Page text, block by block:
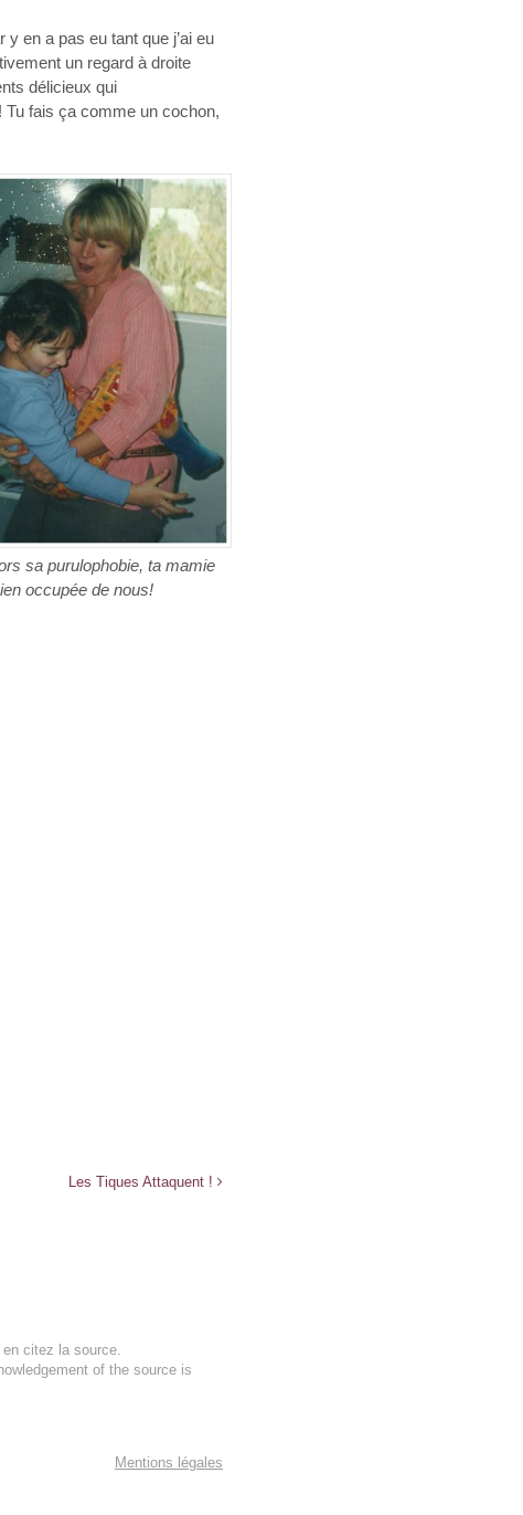
y en a pas eu tant que j’ai eu
un regard à droite
délicieux qui
Tu fais ça comme un cochon,
sa purulophobie, ta mamie
occupée de nous!
Les Tiques Attaquent !
citez la source.
of the source is
Mentions légales